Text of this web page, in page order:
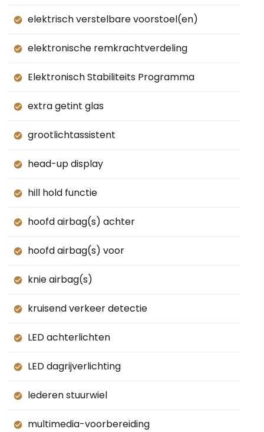
elektrisch verstelbare voorstoel(en)
elektronische remkrachtverdeling
Elektronisch Stabiliteits Programma
extra getint glas
grootlichtassistent
head-up display
hill hold functie
hoofd airbag(s) achter
hoofd airbag(s) voor
knie airbag(s)
kruisend verkeer detectie
LED achterlichten
LED dagrijverlichting
lederen stuurwiel
multimedia-voorbereiding